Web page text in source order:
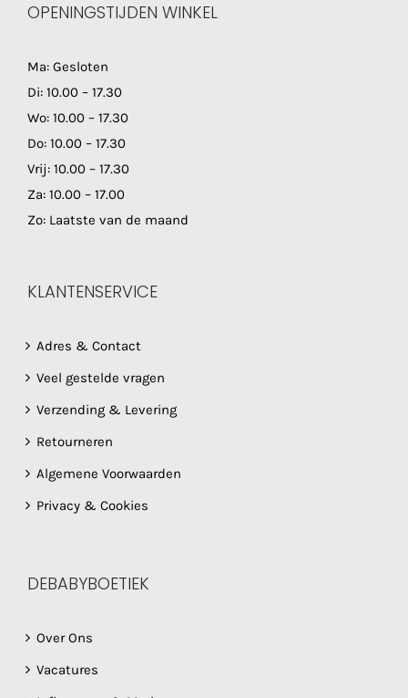
OPENINGSTIJDEN WINKEL
Ma: Gesloten
Di: 10.00 – 17.30
Wo: 10.00 – 17.30
Do: 10.00 – 17.30
Vrij: 10.00 – 17.30
Za: 10.00 – 17.00
Zo: Laatste van de maand
KLANTENSERVICE
Adres & Contact
Veel gestelde vragen
Verzending & Levering
Retourneren
Algemene Voorwaarden
Privacy & Cookies
DEBABYBOETIEK
Over Ons
Vacatures